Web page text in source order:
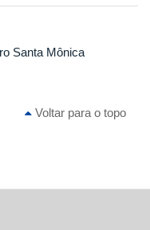
Santa Mônica
Voltar para o topo